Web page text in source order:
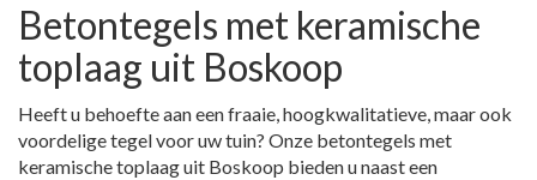
Betontegels met keramische
toplaag uit Boskoop
Heeft u behoefte aan een fraaie, hoogkwalitatieve, maar ook
voordelige tegel voor uw tuin? Onze betontegels met
keramische toplaag uit Boskoop bieden u naast een